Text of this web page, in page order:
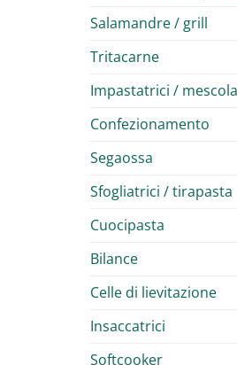
Salamandre / grill
Tritacarne
Impastatrici /
Confezionamento
Segaossa
Sfogliatrici / tirapasta
Cuocipasta
Bilance
Celle di lievitazione
Insaccatrici
Softcooker
alla lista
ARMADI